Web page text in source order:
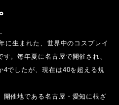
に生まれた、世界中のコスプレイ
。毎年夏に名古屋で開催され、
4でしたが、現在は40を超える規
開催地である名古屋・愛知に根ざ